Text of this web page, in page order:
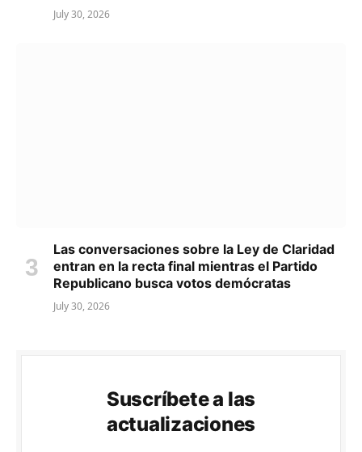
July 30, 2026
Las conversaciones sobre la Ley de Claridad
entran en la recta final mientras el Partido
Republicano busca votos demócratas
July 30, 2026
Suscríbete a las
actualizaciones